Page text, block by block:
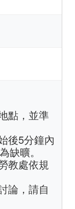
點，並準
後5分鐘內
缺曠。
教處依規
論，請自